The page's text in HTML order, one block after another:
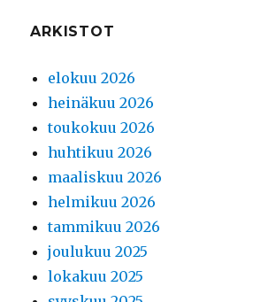
ARKISTOT
elokuu 2026
heinäkuu 2026
toukokuu 2026
huhtikuu 2026
maaliskuu 2026
helmikuu 2026
tammikuu 2026
joulukuu 2025
lokakuu 2025